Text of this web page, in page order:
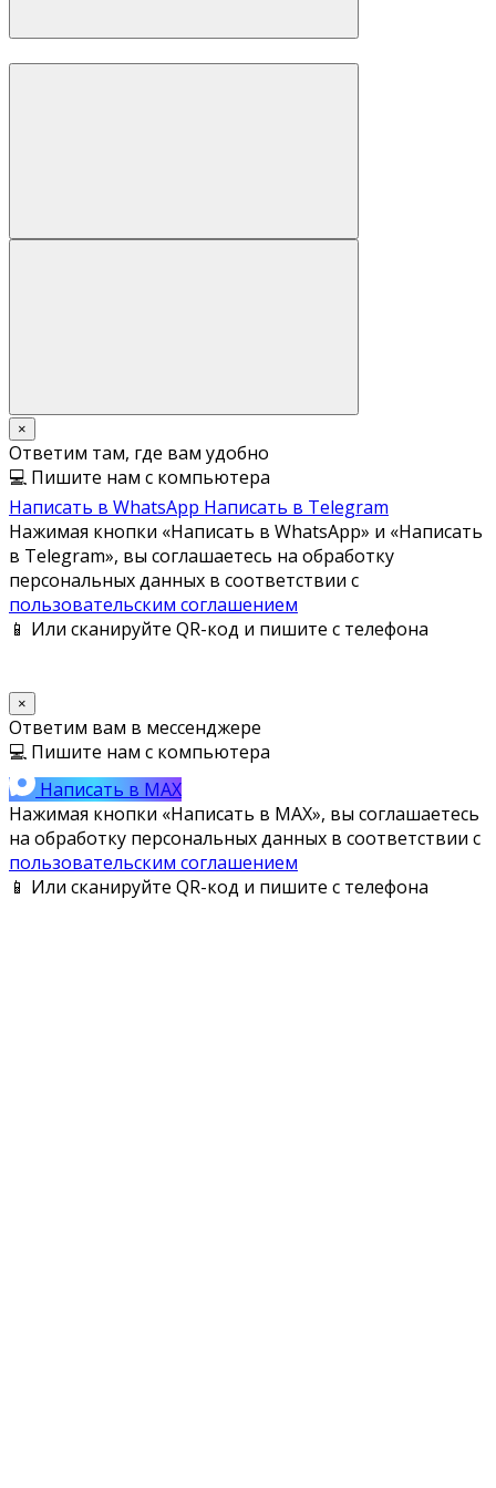
×
Ответим там, где вам удобно
💻 Пишите нам с компьютера
Написать в WhatsApp Написать в Telegram
Нажимая кнопки «Написать в WhatsApp» и «Написать
в Telegram», вы соглашаетесь на обработку
персональных данных в соответствии с
пользовательским соглашением
📱 Или сканируйте QR-код и пишите с телефона
×
Ответим вам в мессенджере
💻 Пишите нам с компьютера
Написать в MAX
Нажимая кнопки «Написать в MAX», вы соглашаетесь
на обработку персональных данных в соответствии с
пользовательским соглашением
📱 Или сканируйте QR-код и пишите с телефона